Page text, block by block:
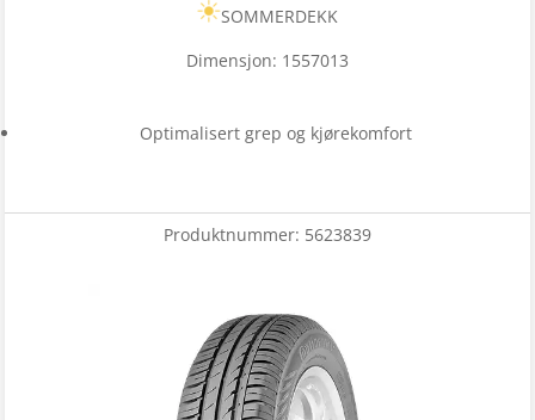
SOMMERDEKK
Dimensjon: 1557013
Optimalisert grep og kjørekomfort
Produktnummer: 5623839